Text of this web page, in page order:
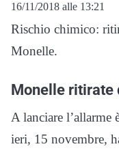
16/11/2018 alle 13:21
Rischio chimico:
Monelle.
Monelle ritirate
A lanciare l’allarme
ieri, 15 novembre,